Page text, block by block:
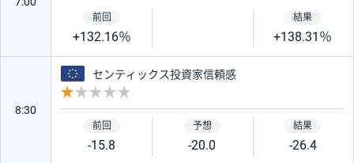
+132.16％ +138.31％
8:30
ユーロ
センティックス投資家信頼感
-15.8 -20.0 -26.4